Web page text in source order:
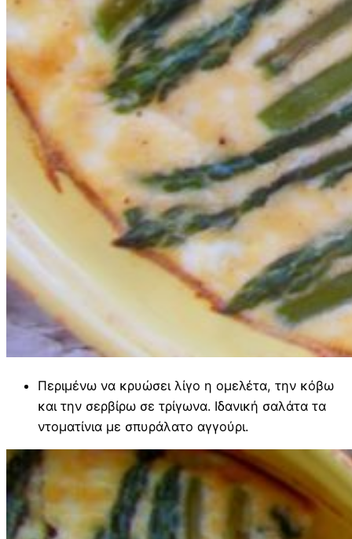
Περιμένω να κρυώσει λίγο η ομελέτα, την κόβω
και την σερβίρω σε τρίγωνα. Ιδανική σαλάτα τα
ντοματίνια με σπυράλατο αγγούρι.